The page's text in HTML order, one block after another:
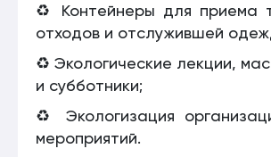
♻️ Контейнеры для приема
отходов и отслужившей
♻️ Экологические лекции,
и субботники;
♻️ Экологизация
мероприятий.